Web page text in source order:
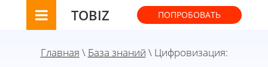
TOBIZ ПОПРОБОВАТЬ
Главная \ База знаний \ Цифровизация: